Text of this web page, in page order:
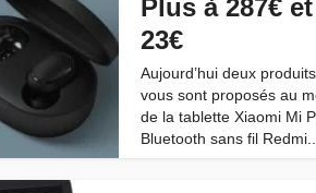
Plus à 287€
23€
Aujourd’hui deux
vous sont proposés au
de la tablette Xiaomi Mi
Bluetooth sans fil Redmi...